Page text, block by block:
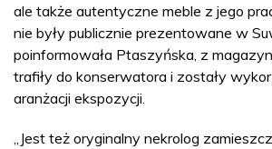
ale także autentyczne meble z jego
nie były publicznie prezentowane w
poinformowała Ptaszyńska, z
trafiły do konserwatora i zostały
aranżacji ekspozycji.
„Jest też oryginalny nekrolog